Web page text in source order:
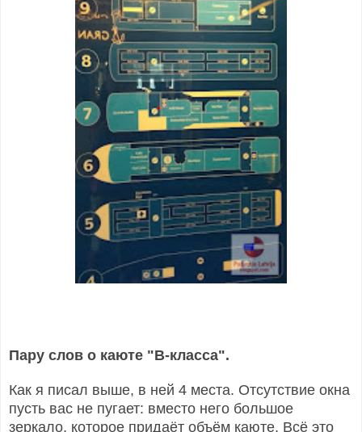
Пару слов о каюте "B-класса".
Как я писал выше, в ней 4 места. Отсутствие окна
пусть вас не пугает: вместо него большое
зеркало, которое придаёт объём каюте. Всё это